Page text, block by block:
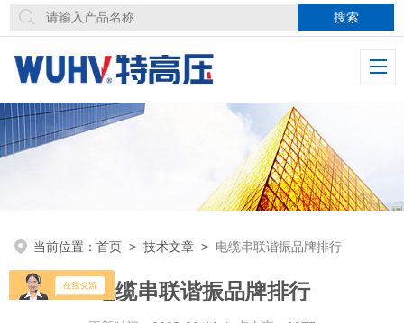
当前位置：首页 >技术文章 > 电缆串联谐振品牌排行
电缆串联谐振品牌排行